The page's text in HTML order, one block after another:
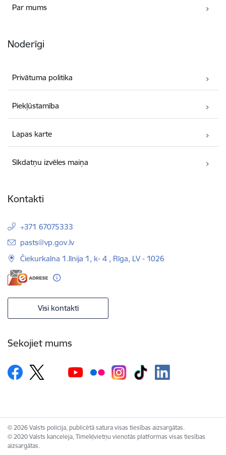
Par mums
Noderīgi
Privātuma politika
Piekļūstamība
Lapas karte
Sīkdatņu izvēles maiņa
Kontakti
+371 67075333
E-pasts:
pasts@vp.gov.lv
Čiekurkalna 1.līnija 1, k- 4 , Rīga, LV - 1026
Visi kontakti
Sekojiet mums
© 2026 Valsts policija, publicētā satura visas tiesības aizsargātas.
© 2020 Valsts kanceleja, Tīmekļvietņu vienotās platformas visas tiesības
aizsargātas.